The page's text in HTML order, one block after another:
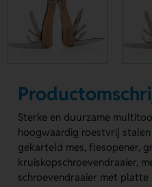
Sterke en duurzame
hoogwaardig roestvrij
gekarteld mes, flesopener,
kruiskopschroevendraaier,
schroevendraaier met